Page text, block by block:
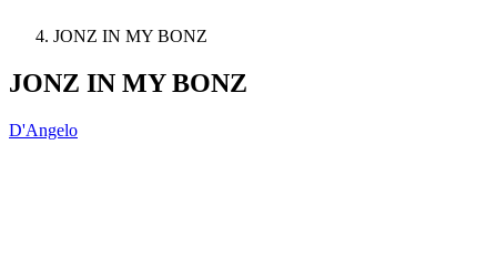
JONZ IN MY BONZ
JONZ IN MY BONZ
D'Angelo